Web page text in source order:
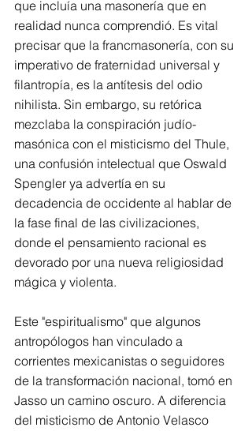
que incluía una masonería que en
realidad nunca comprendió. Es vital
precisar que la francmasonería, con su
imperativo de fraternidad universal y
filantropía, es la antítesis del odio
nihilista. Sin embargo, su retórica
mezclaba la conspiración judío-
masónica con el misticismo del Thule,
una confusión intelectual que Oswald
Spengler ya advertía en su
decadencia de occidente al hablar de
la fase final de las civilizaciones,
donde el pensamiento racional es
devorado por una nueva religiosidad
mágica y violenta.
Este "espiritualismo" que algunos
antropólogos han vinculado a
corrientes mexicanistas o seguidores
de la transformación nacional, tomó en
Jasso un camino oscuro. A diferencia
del misticismo de Antonio Velasco